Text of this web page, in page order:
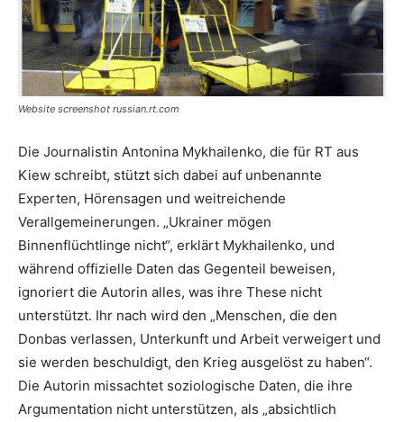
Website screenshot russian.rt.com
Die Journalistin Antonina Mykhailenko, die für RT aus
Kiew schreibt, stützt sich dabei auf unbenannte
Experten, Hörensagen und weitreichende
Verallgemeinerungen. „Ukrainer mögen
Binnenflüchtlinge nicht“, erklärt Mykhailenko, und
während offizielle Daten das Gegenteil beweisen,
ignoriert die Autorin alles, was ihre These nicht
unterstützt. Ihr nach wird den „Menschen, die den
Donbas verlassen, Unterkunft und Arbeit verweigert und
sie werden beschuldigt, den Krieg ausgelöst zu haben“.
Die Autorin missachtet soziologische Daten, die ihre
Argumentation nicht unterstützen, als „absichtlich